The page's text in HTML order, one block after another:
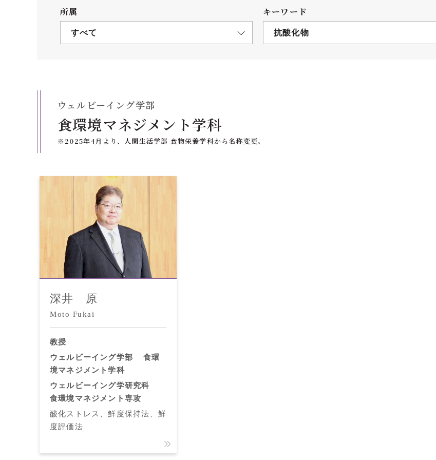
３Dパノラマビュー
取材・撮影依頼
メディア出演・掲載
SNS
シンボルマーク・校章
遺贈寄付について
ふるさと納税を活用し
自己点検・評価
所属
すべて
キーワード
抗酸化物
ウェルビーイング学部
食環境マネジメント学科
※2025年4月より、人間生活学部 食物栄養学科から名称変更。
深井 原
Moto Fukai
教授
ウェルビーイング学部
食環
境マネジメント学科
ウェルビーイング学研究科
食環境マネジメント専攻
酸化ストレス、鮮度保持法、鮮
度評価法